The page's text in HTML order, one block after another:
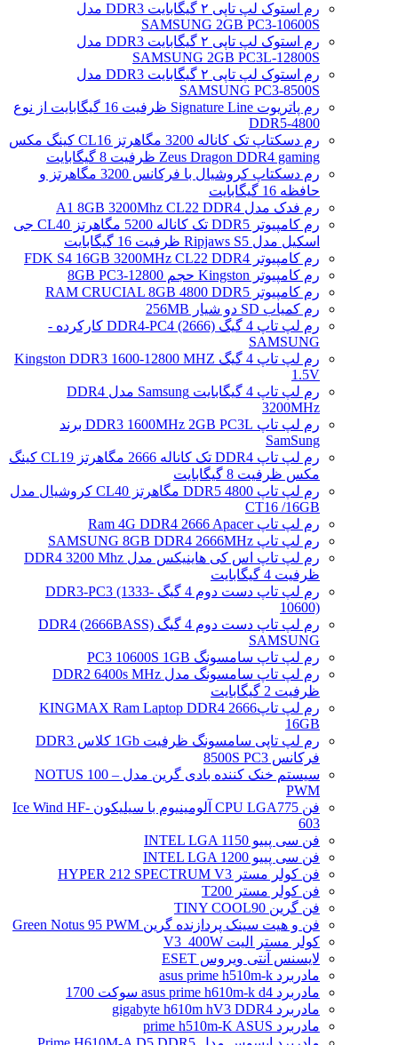
رم استوک لپ تاپی ۲ گیگابایت DDR3 مدل
SAMSUNG 2GB PC3-10600S
رم استوک لپ تاپی ۲ گیگابایت DDR3 مدل
SAMSUNG 2GB PC3L-12800S
رم استوک لپ تاپی ۲ گیگابایت DDR3 مدل
SAMSUNG PC3-8500S
رم پاتریوت Signature Line ظرفیت 16 گیگابایت از نوع
DDR5-4800
رم دسکتاپ تک کاناله 3200 مگاهرتز CL16 کینگ مکس
Zeus Dragon DDR4 gaming ظرفیت 8 گیگابایت
رم دسکتاپ کروشیال با فرکانس 3200 مگاهرتز و
حافظه 16 گیگابایت
رم فدک مدل A1 8GB 3200Mhz CL22 DDR4
رم کامپیوتر DDR5 تک کاناله 5200 مگاهرتز CL40 جی
اسکیل مدل Ripjaws S5 ظرفیت 16 گیگابایت
رم کامپیوتر FDK S4 16GB 3200MHz CL22 DDR4
رم کامپیوتر Kingston حجم 8GB PC3-12800
رم کامپیوتر RAM CRUCIAL 8GB 4800 DDR5
رم کمیاب SD دو شیار 256MB
رم لپ تاپ 4 گیگ DDR4-PC4 (2666) کارکرده -
SAMSUNG
رم لپ تاپ 4 گیگ Kingston DDR3 1600-12800 MHZ
1.5V
رم لپ تاپ 4 گیگابایت Samsung مدل DDR4
3200MHz
رم لپ تاپ DDR3 1600MHz 2GB PC3L برند
SamSung
رم لپ تاپ DDR4 تک کاناله 2666 مگاهرتز CL19 کینگ
مکس ظرفیت 8 گیگابایت
رم لپ تاپ DDR5 4800 مگاهرتز CL40 کروشیال مدل
CT16 /16GB
رم لپ تاپ Ram 4G DDR4 2666 Apacer
رم لپ تاپ SAMSUNG 8GB DDR4 2666MHz
رم لپ تاپ اس کی هاینیکس مدل DDR4 3200 Mhz
ظرفیت 4 گیگابایت
رم لپ تاپ دست دوم 4 گیگ DDR3-PC3 (1333-
10600)
رم لپ تاپ دست دوم 4 گیگ DDR4 (2666BASS)
SAMSUNG
رم لپ تاپ سامسونگ PC3 10600S 1GB
رم لپ تاپ سامسونگ مدل DDR2 6400s MHz
ظرفیت 2 گیگابایت
رم لپ تاپ2666 KINGMAX Ram Laptop DDR4
16GB
رم لپ تاپی سامسونگ ظرفیت 1Gb کلاس DDR3
فرکانس 8500S PC3
سیستم خنک کننده بادی گرین مدل NOTUS 100 –
PWM
فن CPU LGA775 آلومینیوم با سیلیکون Ice Wind HF-
603
فن سی پییو INTEL LGA 1150
فن سی پییو INTEL LGA 1200
فن کولر مستر HYPER 212 SPECTRUM V3
فن کولر مستر T200
فن گرین TINY COOL90
فن و هیت سینک پردازنده گرین Green Notus 95 PWM
کولر مستر الیت V3_400W
لایسنس آنتی ویروس ESET
مادربرد asus prime h510m-k
مادربرد asus prime h610m-k d4 سوکت 1700
مادربرد gigabyte h610m hV3 DDR4
مادربرد prime h510m-K ASUS